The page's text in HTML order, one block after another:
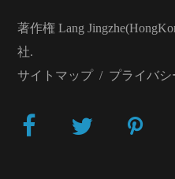
著作権 Lang
社.
サイトマップ/ プライバ